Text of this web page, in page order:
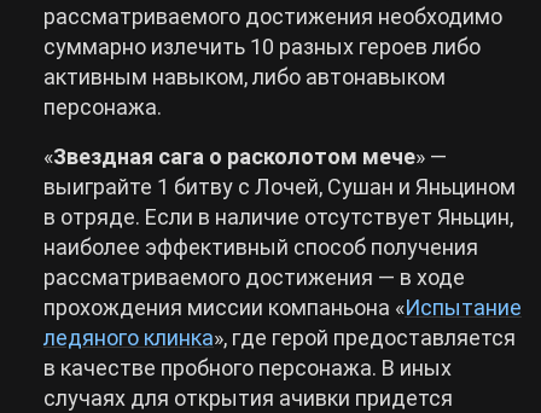
рассматриваемого достижения необходимо
суммарно излечить 10 разных героев либо
активным навыком, либо автонавыком
персонажа.
«Звездная сага о расколотом мече» —
выиграйте 1 битву с Лочей, Сушан и Яньцином
в отряде. Если в наличие отсутствует Яньцин,
наиболее эффективный способ получения
рассматриваемого достижения — в ходе
прохождения миссии компаньона «Испытание
ледяного клинка», где герой предоставляется
в качестве пробного персонажа. В иных
случаях для открытия ачивки придется